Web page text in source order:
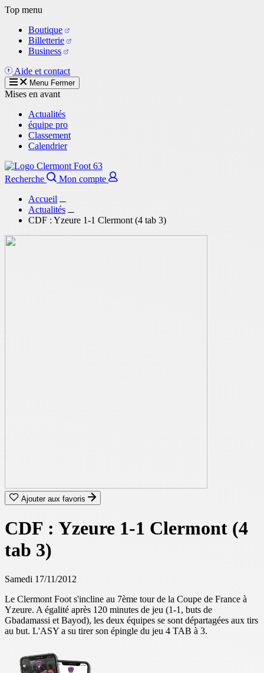
Aller
contenu
principal
Top menu
Boutique
Billetterie
Business
Aide et contact
Menu Fermer
Mises en avant
Actualités
équipe pro
Classement
Calendrier
Recherche
Mon compte
Accueil
Actualités
CDF : Yzeure 1-1 Clermont (4 tab 3)
Ajouter aux favoris
CDF : Yzeure 1-1 Clermont (4
tab 3)
Samedi 17/11/2012
Le Clermont Foot s'incline au 7ème tour de la Coupe de France à
Yzeure. A égalité après 120 minutes de jeu (1-1, buts de
Gbadamassi et Bayod), les deux équipes se sont départagées aux tirs
au but. L'ASY a su tirer son épingle du jeu 4 TAB à 3.